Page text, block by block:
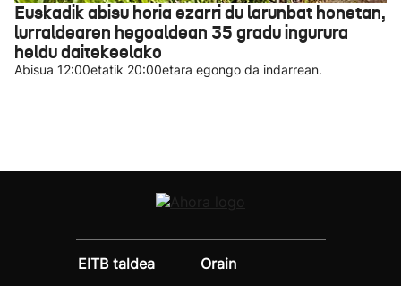
Euskadik abisu horia ezarri du larunbat honetan,
lurraldearen hegoaldean 35 gradu ingurura
heldu daitekeelako
Abisua 12:00etatik 20:00etara egongo da indarrean.
EITB taldea
Orain